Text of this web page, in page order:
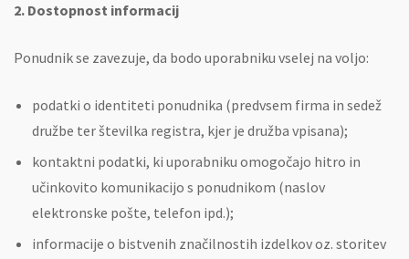
2. Dostopnost informacij
Ponudnik se zavezuje, da bodo uporabniku vselej na voljo:
podatki o identiteti ponudnika (predvsem firma in sedež
družbe ter številka registra, kjer je družba vpisana);
kontaktni podatki, ki uporabniku omogočajo hitro in
učinkovito komunikacijo s ponudnikom (naslov
elektronske pošte, telefon ipd.);
informacije o bistvenih značilnostih izdelkov oz. storitev